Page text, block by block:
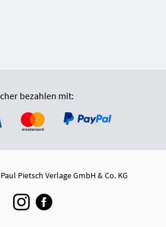
bezahlen mit:
Pietsch Verlage GmbH & Co. KG